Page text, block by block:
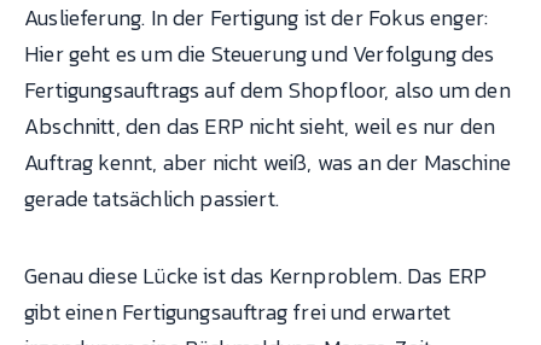
Auslieferung. In der Fertigung ist der Fokus enger:
Hier geht es um die Steuerung und Verfolgung des
Fertigungsauftrags auf dem Shopfloor, also um den
Abschnitt, den das ERP nicht sieht, weil es nur den
Auftrag kennt, aber nicht weiß, was an der Maschine
gerade tatsächlich passiert.
Genau diese Lücke ist das Kernproblem. Das ERP
gibt einen Fertigungsauftrag frei und erwartet